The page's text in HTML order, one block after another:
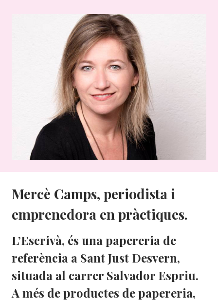
Mercè Camps, periodista i
emprenedora en pràctiques.
L’Escrivà, és una papereria de
referència a Sant Just Desvern,
situada al carrer Salvador Espriu.
A més de productes de papereria,